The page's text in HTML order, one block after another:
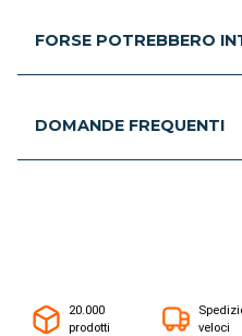
FORSE POTREBBERO
DOMANDE FREQUENTI
20.000
prodotti
veloci